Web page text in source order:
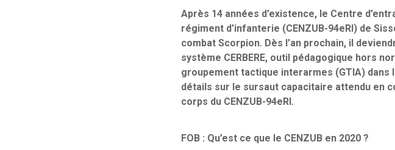
Après 14 années d’existence, le Centre
régiment d’infanterie (CENZUB-94eRI) de
combat Scorpion. Dès l’an prochain, il
système CERBERE, outil pédagogique hors
groupement tactique interarmes (GTIA)
détails sur le sursaut capacitaire attendu en
corps du CENZUB-94eRI.
FOB : Qu’est ce que le CENZUB en 2020 ?